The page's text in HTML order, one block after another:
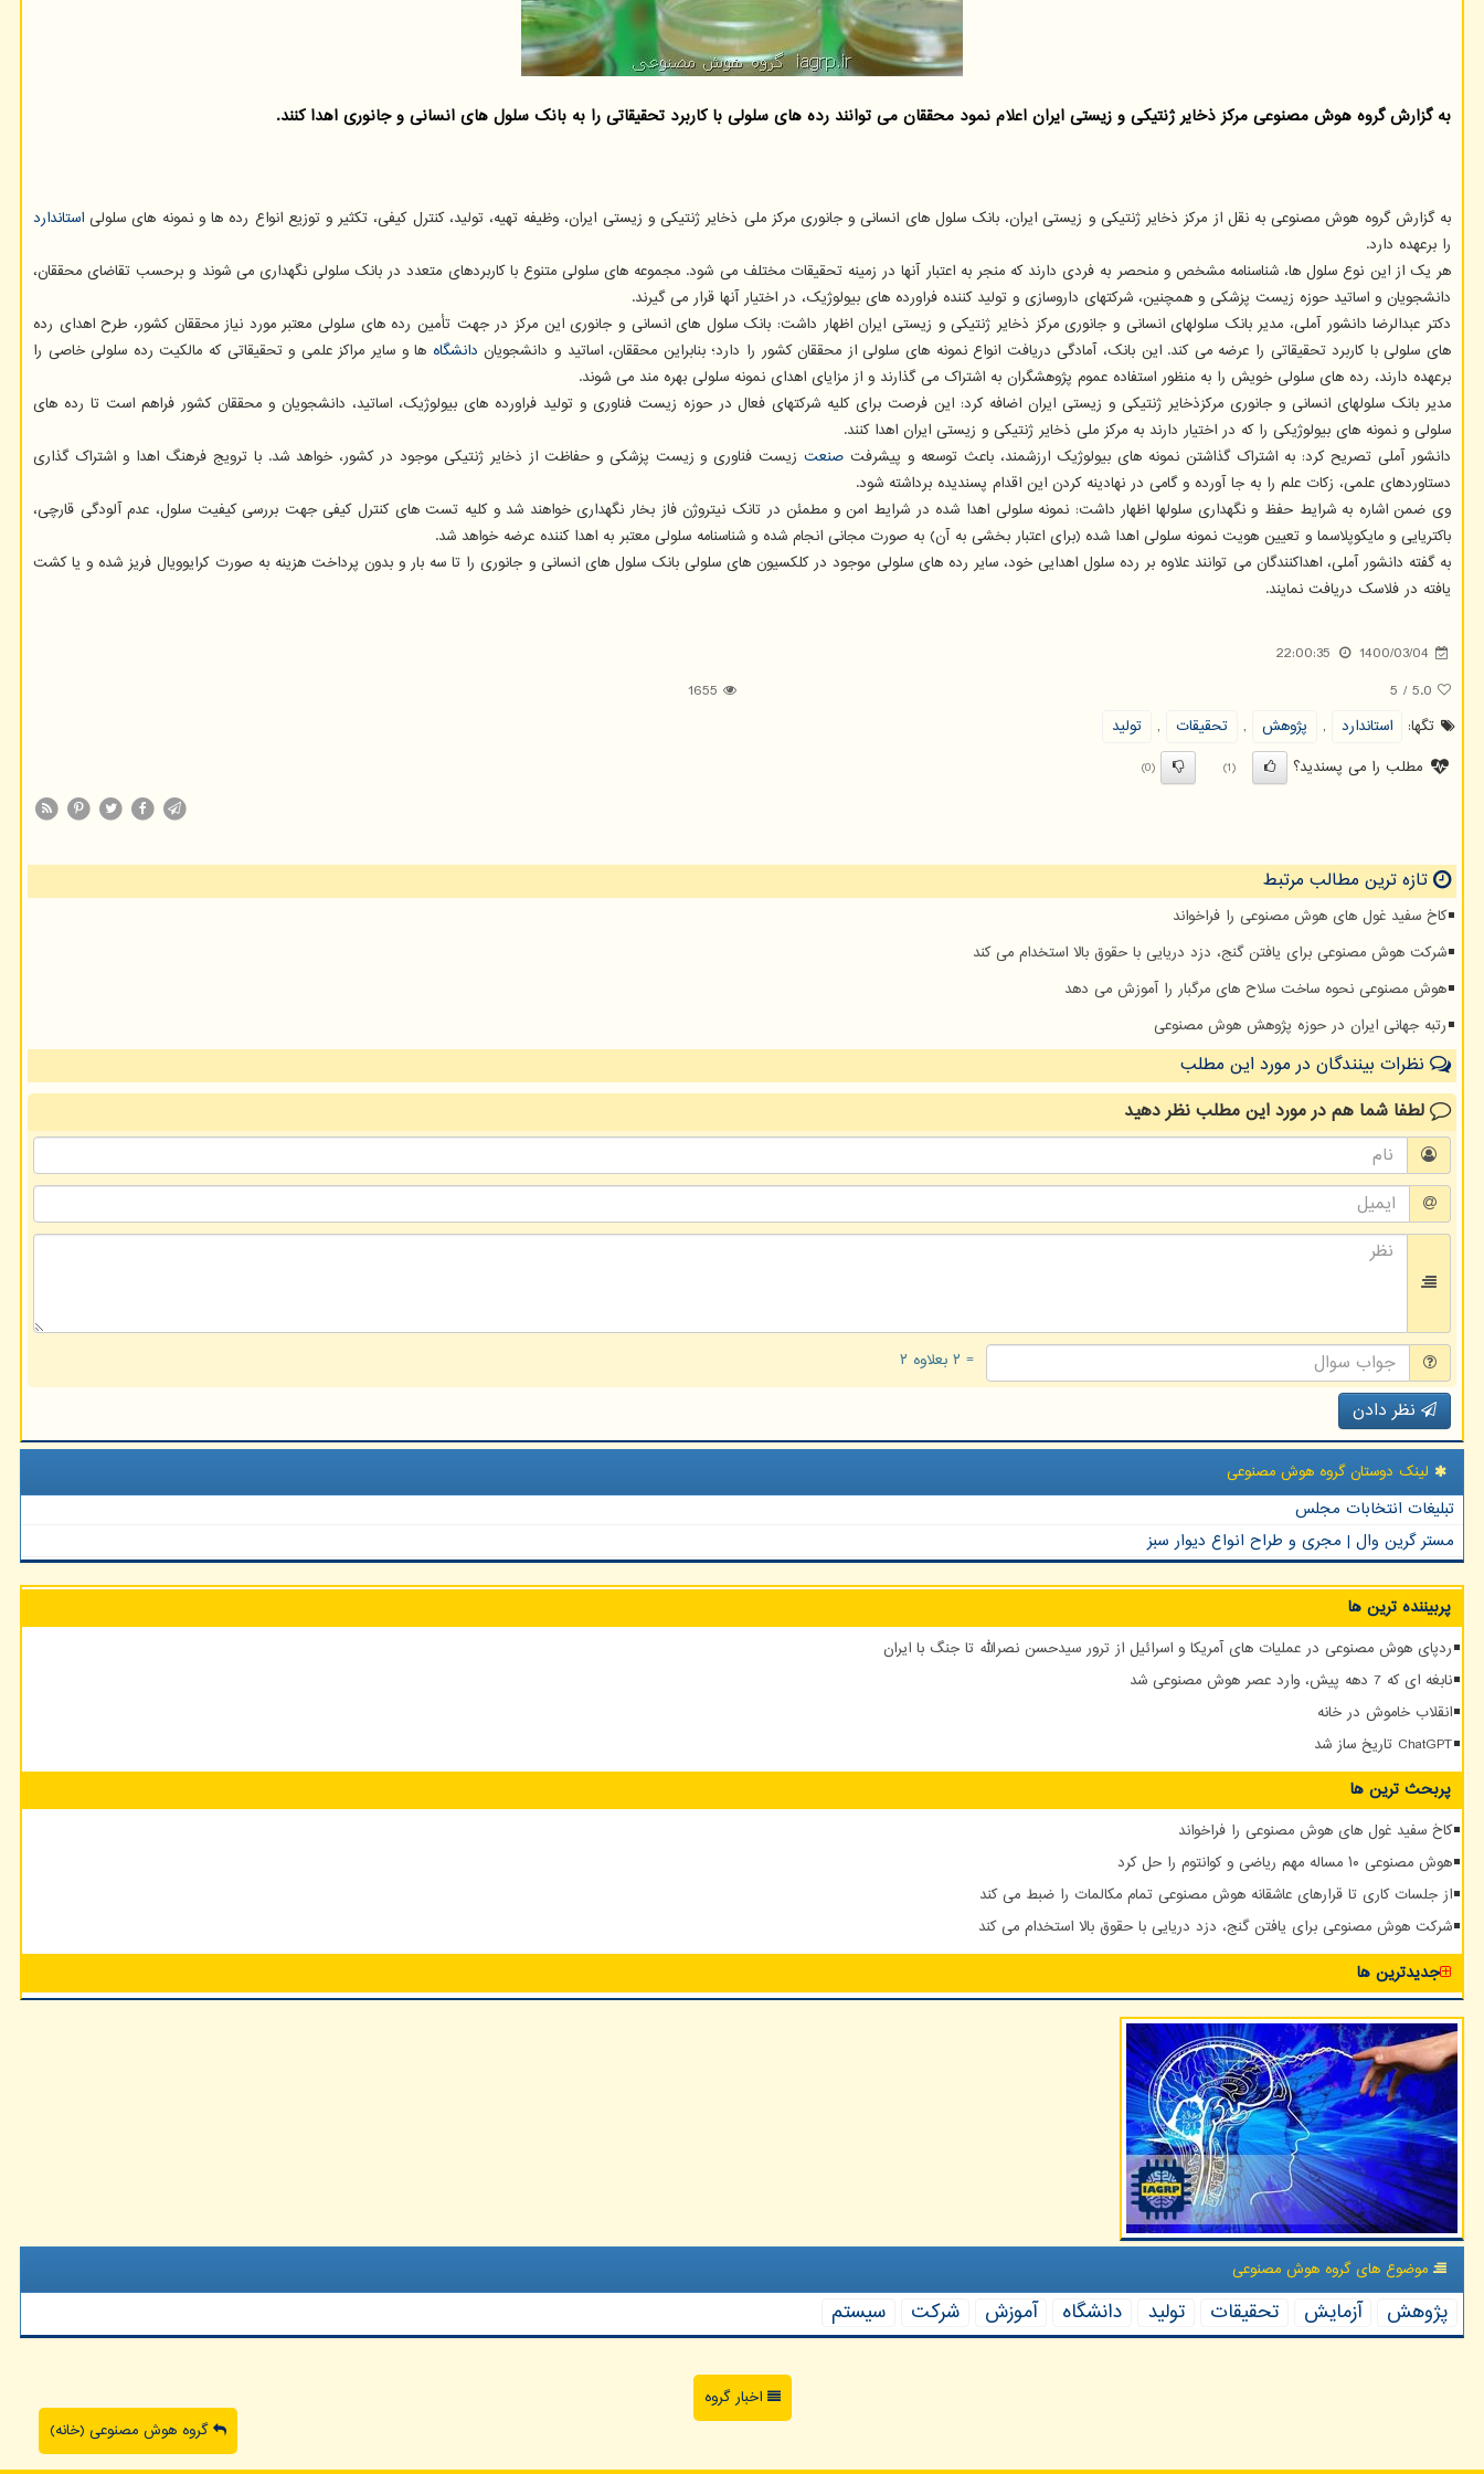
به گزارش گروه هوش مصنوعی مرکز ذخایر ژنتیکی و زیستی ایران اعلام نمود محققان می توانند رده های سلولی با کاربرد تحقیقاتی را به بانک سلول های انسانی و جانوری اهدا کنند.
به گزارش گروه هوش مصنوعی به نقل از مرکز ذخایر ژنتیکی و زیستی ایران، بانک سلول های انسانی و جانوری مرکز ملی ذخایر ژنتیکی و زیستی ایران، وظیفه تهیه، تولید، کنترل کیفی، تکثیر و توزیع انواع رده ها و نمونه های سلولی استاندارد
را برعهده دارد.
هر یک از این نوع سلول ها، شناسنامه مشخص و منحصر به فردی دارند که منجر به اعتبار آنها در زمینه تحقیقات مختلف می شود. مجموعه های سلولی متنوع با کاربردهای متعدد در بانک سلولی نگهداری می شوند و برحسب تقاضای محققان،
دانشجویان و اساتید حوزه زیست پزشکی و همچنین، شرکتهای داروسازی و تولید کننده فراورده های بیولوژیک، در اختیار آنها قرار می گیرند.
دکتر عبدالرضا دانشور آملی، مدیر بانک سلولهای انسانی و جانوری مرکز ذخایر ژنتیکی و زیستی ایران اظهار داشت: بانک سلول های انسانی و جانوری این مرکز در جهت تأمین رده های سلولی معتبر مورد نیاز محققان کشور، طرح اهدای رده
های سلولی با کاربرد تحقیقاتی را عرضه می کند. این بانک، آمادگی دریافت انواع نمونه های سلولی از محققان کشور را دارد؛ بنابراین محققان، اساتید و دانشجویان دانشگاه ها و سایر مراکز علمی و تحقیقاتی که مالکیت رده سلولی خاصی را
برعهده دارند، رده های سلولی خویش را به منظور استفاده عموم پژوهشگران به اشتراک می گذارند و از مزایای اهدای نمونه سلولی بهره مند می شوند.
مدیر بانک سلولهای انسانی و جانوری مرکزذخایر ژنتیکی و زیستی ایران اضافه کرد: این فرصت برای کلیه شرکتهای فعال در حوزه زیست فناوری و تولید فراورده های بیولوژیک، اساتید، دانشجویان و محققان کشور فراهم است تا رده های
سلولی و نمونه های بیولوژیکی را که در اختیار دارند به مرکز ملی ذخایر ژنتیکی و زیستی ایران اهدا کنند.
دانشور آملی تصریح کرد: به اشتراک گذاشتن نمونه های بیولوژیک ارزشمند، باعث توسعه و پیشرفت صنعتزیست فناوری و زیست پزشکی و حفاظت از ذخایر ژنتیکی موجود در کشور، خواهد شد. با ترویج فرهنگ اهدا و اشتراک گذاری
دستاوردهای علمی، زکات علم را به جا آورده و گامی در نهادینه کردن این اقدام پسندیده برداشته شود.
وی ضمن اشاره به شرایط حفظ و نگهداری سلولها اظهار داشت: نمونه سلولی اهدا شده در شرایط امن و مطمئن در تانک نیتروژن فاز بخار نگهداری خواهند شد و کلیه تست های کنترل کیفی جهت بررسی کیفیت سلول، عدم آلودگی قارچی،
باکتریایی و مایکوپلاسما و تعیین هویت نمونه سلولی اهدا شده (برای اعتبار بخشی به آن) به صورت مجانی انجام شده و شناسنامه سلولی معتبر به اهدا کننده عرضه خواهد شد.
به گفته دانشور آملی، اهداکنندگان می توانند علاوه بر رده سلول اهدایی خود، سایر رده های سلولی موجود در کلکسیون های سلولی بانک سلول های انسانی و جانوری را تا سه بار و بدون پرداخت هزینه به صورت کرایوویال فریز شده و یا کشت
یافته در فلاسک دریافت نمایند.
1400/03/04
22:00:35
5.0
/
5
1655
تگها:
استاندارد , پژوهش , تحقیقات ,
تولید
مطلب را می پسندید؟
(1)
(0)
تازه ترین مطالب مرتبط
کاخ سفید غول های هوش مصنوعی را فراخواند
شرکت هوش مصنوعی برای یافتن گنج، دزد دریایی با حقوق بالا استخدام می کند
هوش مصنوعی نحوه ساخت سلاح های مرگبار را آموزش می دهد
رتبه جهانی ایران در حوزه پژوهش هوش مصنوعی
نظرات بینندگان در مورد این مطلب
لطفا شما همدر مورد این مطلبنظر دهید
= ۲ بعلاوه ۲
نظر دادن
لینک دوستان گروه هوش مصنوعی
تبلیغات انتخابات مجلس
مستر گرین وال | مجری و طراح انواع دیوار سبز
پربیننده ترین ها
ردپای هوش مصنوعی در عملیات های آمریکا و اسرائیل از ترور سیدحسن نصرالله تا جنگ با ایران
نابغه ای که 7 دهه پیش، وارد عصر هوش مصنوعی شد
انقلاب خاموش در خانه
ChatGPT تاریخ ساز شد
پربحث ترین ها
کاخ سفید غول های هوش مصنوعی را فراخواند
هوش مصنوعی ۱۰ مساله مهم ریاضی و کوانتوم را حل کرد
از جلسات کاری تا قرارهای عاشقانه هوش مصنوعی تمام مکالمات را ضبط می کند
شرکت هوش مصنوعی برای یافتن گنج، دزد دریایی با حقوق بالا استخدام می کند
جدیدترین ها
موضوع های گروه هوش مصنوعی
پژوهش آزمایش تحقیقات تولید دانشگاه آموزش شركت سیستم
اخبار گروه
گروه هوش مصنوعی (خانه)